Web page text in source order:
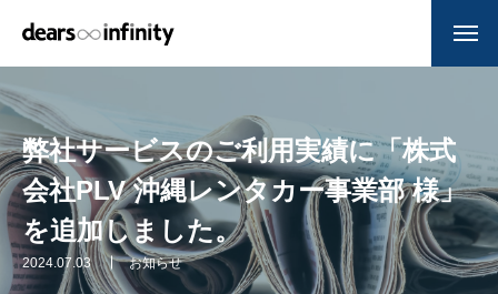
弊社サービスのご利用実績に「株式
会社PLV 沖縄レンタカー事業部 様」
を追加しました。
2024.07.03 お知らせ